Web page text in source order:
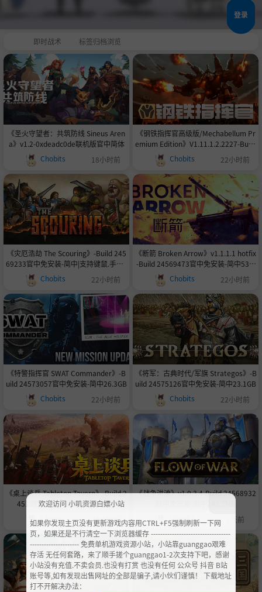
登录
即时战术 标签归档浏览
《圣火守望者：共筑防线 Sineus Aren
a》v1.2-0xdeadc0de联机版官中简体
Chobits
18小时前
《钢铁指挥官高级版/Mechabellum Pr
emium Edition》V1.11.1.2.2227-Build
24589868官中免安装-简中|容量14.0G
B
Chobits 22小时前
《灾厄浩劫 The Scouring》-Build 245
69233官中免安装-简中|支持键鼠.手柄9
77.4MB
Chobits 22小时前
《断箭 Broken Arrow》v1.1.1.1 hotfix
-Build 24569473官中免安装-简中53.2
Chobits 22小时前
《特警指挥官 SWAT Commander》-B
uild 24573057官中免安装-简中26.3GB
Chobits
22小时前
《将军：古典时代/军旗 Strategos》-B
uild 24575126官中免安装-简中23.1GB
Chobits
22小时前
《桌上谈兵 Tabletop Tavern》-Build 2
4513696官中免安装-简中5.8GB
Chobits
22小时前
《战争洪流》v1.0.3.4-Build 24568932
Chobits
1天前
欢迎访问 小叽资源白嫖小站
如果你发现主页没有更新游戏内容用CTRL+F5强制刷新一下网
页，如果还是不行清空一下浏览器缓存 ----------------------------------
--------------------- 免费单机游戏资源小站，小站靠guanggao艰难
存活 无任何套路，来了顺手搓个guanggao1-2次支持下吧，感谢
小站没有充值.不卖会员.也没有打赏 也没有任何 公众号 抖音 B站
账号等,如有发现出售网址的全部是骗子,请小伙们谨慎！ 下载地址
打不开解决办法：